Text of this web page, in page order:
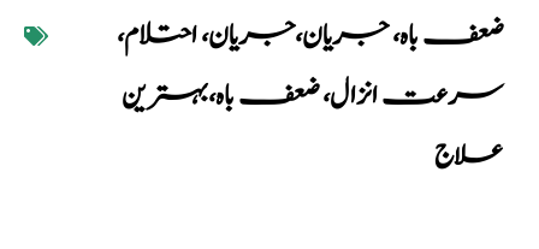
ضعف باہ، جریان،جریان، احتلام،
سرعت انزال، ضعف باہ،بہترین
علاج